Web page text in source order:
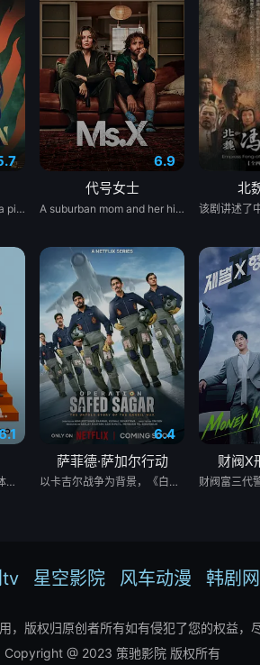
In Borneo, Sandokan is a pirate who lives by the day: he fights only for himself and his crew. But his life changes when he meets Marianne, the beautiful daughter of the British consul in Labuan. It is the beginning of an impossible love affair between two similar souls.
6.9
代号女士
A suburban mom and her high school friend plot to frighten her unfaithful husband straight, but their scheme spirals into murder, trapping her between law enforcement, drug lords, and ruthless PTA moms.
北
Netflix España在社交媒体上发布了一张由Laura Caballero和演员Carlos Arces Torregrosers主演的“Muertos S.L.”化妆套装中的照片，我们有好消息要告诉你们。劳拉和阿尔贝托·卡瓦列罗仍然很甜蜜，他们证实将有第四季的《死亡S.L.》，这是西班牙喜剧流派中最伟大的小说之一，在Movistar Plus+的标志下的前两季之后，于今年夏天登陆Netflix。导演本人与该系列的伟大演员兼主角卡洛斯·阿雷塞斯一起主演了这一宣布，证实托雷格罗萨殡仪馆的员工将有更多的冒险经历。
6.4
萨菲德·萨加尔行动
以卡吉尔战争为背景，《白沙行动》讲述了印度空军&quot;金色箭头&quot;第17中队的故事，他们最初的任务是执行照相侦察任务。但当他们的中队长B.S. 达诺亚的僚机飞行员、中队长阿贾伊·阿胡贾被敌人背信弃义地杀害后，他们的角色发生了转变。达诺亚决定不惜一切代价为他的死复仇。他的中队通过领导对巴基斯坦部队的攻击，在世界上任何空军都未曾飞行过的高度进行轰炸，扭转了战争的局势。同时，这也是关于这些战斗机飞行员如何在身体上、精神上和社会层面上进行转变，以付出额外的努力并实现不可能的故事。
财阀X
tv 星空影院 风车动漫 韩剧网
版权归原创者所有如有侵犯了您的权益，
Copyright @ 2023 策驰影院 版权所有